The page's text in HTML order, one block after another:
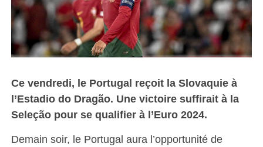
Ce vendredi, le Portugal reçoit la Slovaquie à
l’Estadio do Dragão. Une victoire suffirait à la
Seleção pour se qualifier à l’Euro 2024.
Demain soir, le Portugal aura l’opportunité de